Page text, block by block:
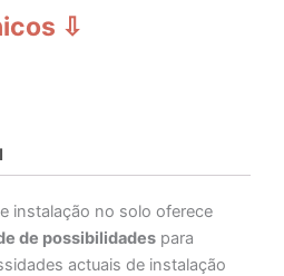
⇩
instalação no solo oferece
de possibilidades para
actuais de instalação